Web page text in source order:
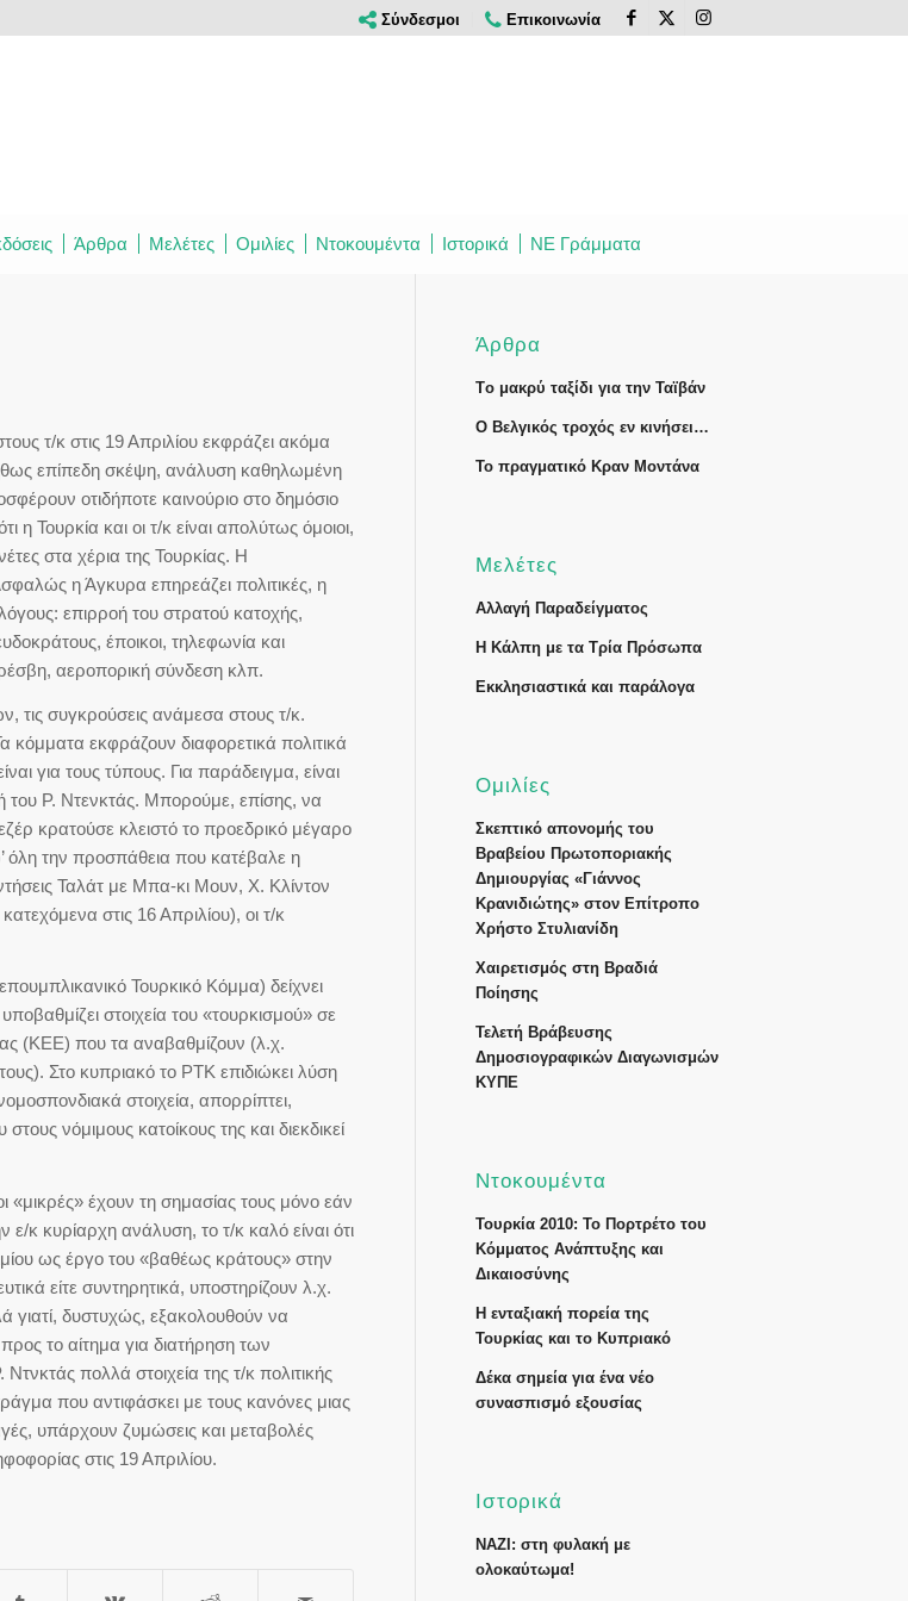
Σύνδεσμοι Επικοινωνία
Άρθρα Μελέτες Ομιλίες Ντοκουμέντα Ιστορικά ΝΕ Γράμματα
τ/κ στις 19 Απριλίου εκφράζει ακόμα
επίπεδη σκέψη, ανάλυση καθηλωμένη
οτιδήποτε καινούριο στο δημόσιο
Τουρκία και οι τ/κ είναι απολύτως όμοιοι,
στα χέρια της Τουρκίας. Η
η Άγκυρα επηρεάζει πολιτικές, η
επιρροή του στρατού κατοχής,
έποικοι, τηλεφωνία και
αεροπορική σύνδεση κλπ.
τις συγκρούσεις ανάμεσα στους τ/κ.
κόμματα εκφράζουν διαφορετικά πολιτικά
για τους τύπους. Για παράδειγμα, είναι
του Ρ. Ντενκτάς. Μπορούμε, επίσης, να
κρατούσε κλειστό το προεδρικό μέγαρο
όλη την προσπάθεια που κατέβαλε η
Ταλάτ με Μπα-κι Μουν, Χ. Κλίντον
στις 16 Απριλίου), οι τ/κ
Τουρκικό Κόμμα) δείχνει
στοιχεία του «τουρκισμού» σε
(ΚΕΕ) που τα αναβαθμίζουν (λ.χ.
Στο κυπριακό το ΡΤΚ επιδιώκει λύση
στοιχεία, απορρίπτει,
νόμιμους κατοίκους της και διεκδικεί
«μικρές» έχουν τη σημασίας τους μόνο εάν
ε/κ κυρίαρχη ανάλυση, το τ/κ καλό είναι ότι
ως έργο του «βαθέως κράτους» στην
είτε συντηρητικά, υποστηρίζουν λ.χ.
γιατί, δυστυχώς, εξακολουθούν να
το αίτημα για διατήρηση των
πολλά στοιχεία της τ/κ πολιτικής
που αντιφάσκει με τους κανόνες μιας
υπάρχουν ζυμώσεις και μεταβολές
στις 19 Απριλίου.
Άρθρα
Tο μακρύ ταξίδι για την Ταϊβάν
Ο Βελγικός τροχός εν κινήσει…
Το πραγματικό Κραν Μοντάνα
Μελέτες
Αλλαγή Παραδείγματος
Η Κάλπη με τα Τρία Πρόσωπα
Εκκλησιαστικά και παράλογα
Ομιλίες
Σκεπτικό απονομής του
Βραβείου Πρωτοποριακής
Δημιουργίας «Γιάννος
Κρανιδιώτης» στον Επίτροπο
Χρήστο Στυλιανίδη
Χαιρετισμός στη Βραδιά
Ποίησης
Τελετή Βράβευσης
Δημοσιογραφικών Διαγωνισμών
ΚΥΠΕ
Ντοκουμέντα
Τουρκία 2010: Το Πορτρέτο του
Κόμματος Ανάπτυξης και
Δικαιοσύνης
Η ενταξιακή πορεία της
Τουρκίας και το Κυπριακό
Δέκα σημεία για ένα νέο
συνασπισμό εξουσίας
Ιστορικά
ΝΑΖΙ: στη φυλακή με
ολοκαύτωμα!